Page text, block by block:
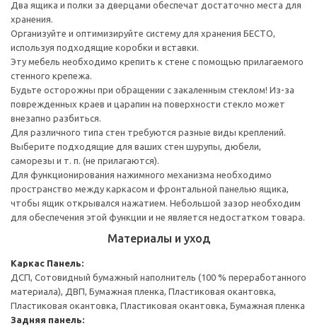
Два ящика и полки за дверцами обеспечат достаточно места для
хранения.
Организуйте и оптимизируйте систему для хранения БЕСТО,
используя подходящие коробки и вставки.
Эту мебель необходимо крепить к стене с помощью прилагаемого
стенного крепежа.
Будьте осторожны при обращении с закаленным стеклом! Из-за
поврежденных краев и царапин на поверхности стекло может
внезапно разбиться.
Для различного типа стен требуются разные виды креплений.
Выберите подходящие для ваших стен шурупы, дюбели,
саморезы и т. п. (не прилагаются).
Для функционирования нажимного механизма необходимо
пространство между каркасом и фронтальной панелью ящика,
чтобы ящик открывался нажатием. Небольшой зазор необходим
для обеспечения этой функции и не является недостатком товара.
Материалы и уход
Каркас Панель:
ДСП, Сотовидный бумажный наполнитель (100 % переработанного
материала), ДВП, Бумажная пленка, Пластиковая окантовка,
Пластиковая окантовка, Пластиковая окантовка, Бумажная пленка
Задняя панель: